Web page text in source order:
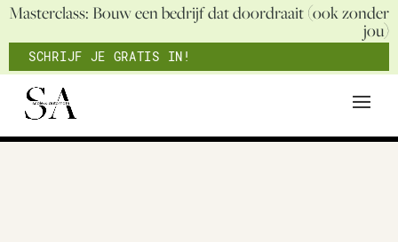
Masterclass: Bouw een bedrijf dat doordraait (ook zonder
jou)
SCHRIJF JE GRATIS IN!